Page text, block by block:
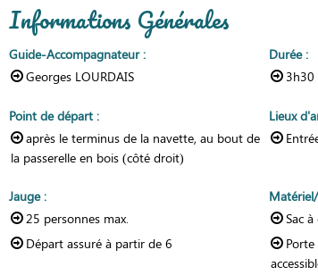
Informations Générales
Guide-Accompagnateur:
Georges LOURDAIS
Durée:
3h30
Point de départ :
après le terminus de la navette, au bout de
la passerelle en bois (côté droit)
Lieux
Jauge:
25 personnes max.
Départ assuré à partir de 6
Sac